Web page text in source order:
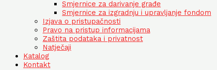
Smjernice za darivanje građe
Smjernice za izgradnju i upravljanje fondom
Izjava o pristupačnosti
Pravo na pristup informacijama
Zaštita podataka i privatnost
Natječaji
Katalog
Kontakt